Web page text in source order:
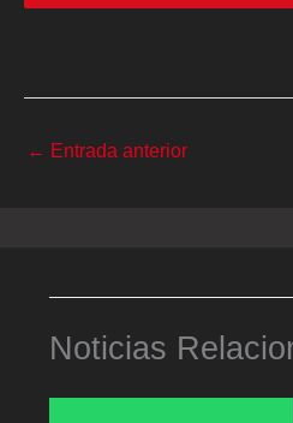
← Entrada anterior
Noticias